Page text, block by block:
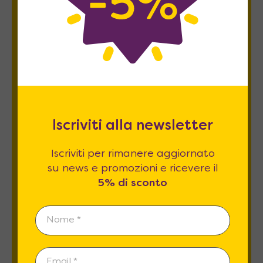
Newsletter
Iscriviti per rimanere aggiornato su news
e promozioni e ricevere il5% di sconto
Esprimo il mio consenso al trattamento dati
Iscriviti alla newsletter
Iscriviti per rimanere aggiornato
su news e promozioni e ricevere il
5% di sconto